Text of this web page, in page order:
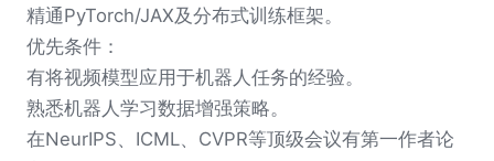
精通PyTorch/JAX及分布式训练框架。
优先条件：
有将视频模型应用于机器人任务的经验。
熟悉机器人学习数据增强策略。
在NeurIPS、ICML、CVPR等顶级会议有第一作者论